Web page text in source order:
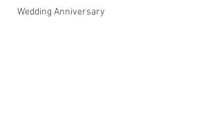
Wedding Anniversary